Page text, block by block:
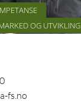
OG UTVIKLING
fs.no